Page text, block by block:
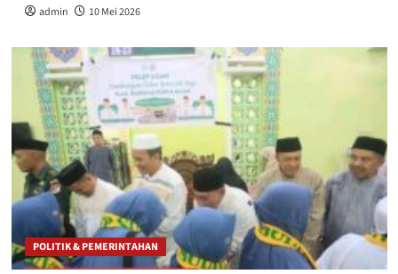
admin 10 Mei 2026
POLITIK & PEMERINTAHAN